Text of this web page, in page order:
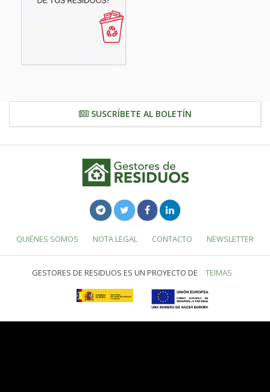
SUSCRÍBETE AL BOLETÍN
QUIÉNES SOMOS NOTA LEGAL CONTACTO NEWSLETTER
GESTORES DE RESIDUOS ES UN PROYECTO DE TEIMAS